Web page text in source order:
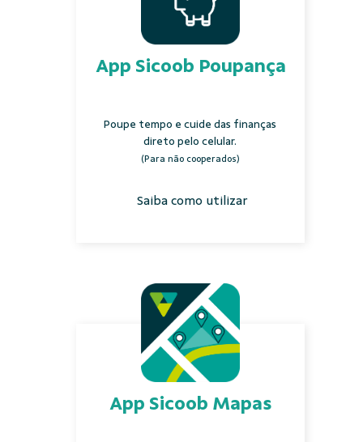
App Sicoob Poupança
Poupe tempo e cuide das finanças
direto pelo celular.
(Para não cooperados)
Saiba como utilizar
App Sicoob Mapas